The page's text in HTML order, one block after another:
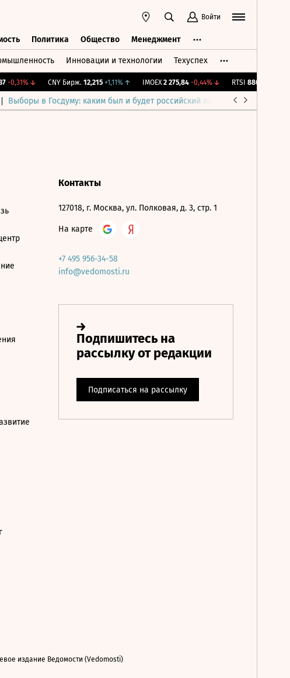
Войти
Политика Общество Менеджмент
Инновации и технологии Техуспех
-0,31%↓ CNY Бирж. 12,215 +1,11%↑ IMOEX 2 275,84 -0,44%↓ RTSI 880,68
Выборы в Госдуму: каким был и будет российский парламент
Контакты
127018, г. Москва, ул. Полковая, д. 3, стр. 1
На карте
+7 495 956-34-58
info@vedomosti.ru
издание Ведомости (Vedomosti)